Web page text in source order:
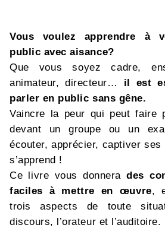
Vous voulez apprendre à
public avec aisance?
Que vous soyez cadre,
animateur, directeur… il est
parler en public sans gêne.
Vaincre la peur qui peut faire
devant un groupe ou un
écouter, apprécier, captiver
s’apprend !
Ce livre vous donnerades
faciles à mettre en œuvre,
trois aspects de toute
discours, l’orateur et l’auditoire.